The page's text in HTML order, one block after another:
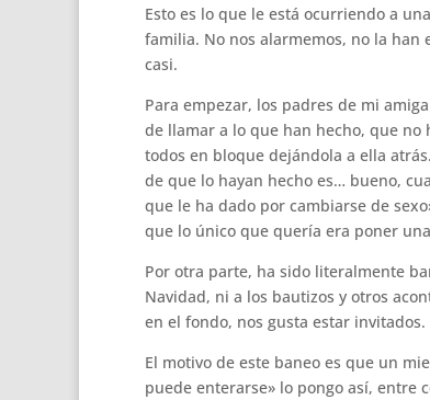
Esto es lo que le está ocurriendo a
familia. No nos alarmemos, no la han
casi.
Para empezar, los padres de mi
de llamar a lo que han hecho, que
todos en bloque dejándola a ella
de que lo hayan hecho es… bueno,
que le ha dado por cambiarse de
que lo único que quería era poner
Por otra parte, ha sido literalmente
Navidad, ni a los bautizos y otros
en el fondo, nos gusta estar invitados.
El motivo de este baneo es que un
puede enterarse» lo pongo así, entre